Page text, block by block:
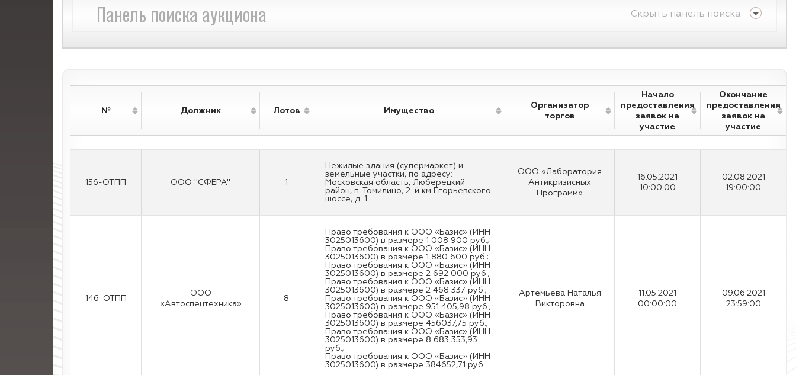
Панель поиска аукциона Скрыть панель поиска
№ Должник Лотов Имущество
Организатор
торгов
Начало
предоставления
заявок на
участие
Окончание
предоставления
заявок на
участие
156-ОТПП ООО "СФЕРА" 1
Нежилые здания (супермаркет) и
земельные участки, по адресу:
Московская область, Люберецкий
район, п. Томилино, 2-й км Егорьевского
шоссе, д. 1
ООО «Лаборатория
Антикризисных
Программ»
16.05.2021
10:00:00
02.08.2021
19:00:00
146-ОТПП
ООО
«Автоспецтехника»
8
Право требования к ООО «Базис» (ИНН
3025013600) в размере 1 008 900 руб.;
Право требования к ООО «Базис» (ИНН
3025013600) в размере 1 880 600 руб.;
Право требования к ООО «Базис» (ИНН
3025013600) в размере 2 692 000 руб.;
Право требования к ООО «Базис» (ИНН
3025013600) в размере 2 468 337 руб.;
Право требования к ООО «Базис» (ИНН
3025013600) в размере 951 405,98 руб.;
Право требования к ООО «Базис» (ИНН
3025013600) в размере 456037,75 руб.;
Право требования к ООО «Базис» (ИНН
3025013600) в размере 8 683 353,93
руб.;
Право требования к ООО «Базис» (ИНН
3025013600) в размере 384652,71 руб.
Артемьева Наталья
Викторовна
11.05.2021
00:00:00
09.06.2021
23:59:00